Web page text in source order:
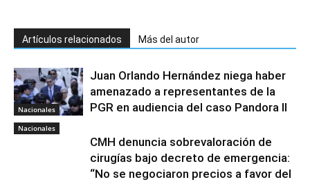
Artículos relacionados Más del autor
Nacionales
Juan Orlando Hernández niega haber
amenazado a representantes de la
PGR en audiencia del caso Pandora II
Nacionales
CMH denuncia sobrevaloración de
cirugías bajo decreto de emergencia:
“No se negociaron precios a favor del